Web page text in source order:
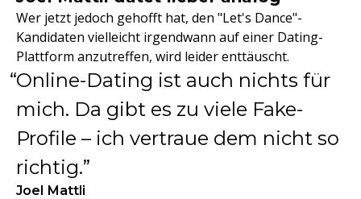
Wer jetzt jedoch gehofft hat, den "Let's Dance"-
Kandidaten vielleicht irgendwann auf einer Dating-
Plattform anzutreffen, wird leider enttäuscht.
Online-Dating ist auch nichts für
mich. Da gibt es zu viele Fake-
Profile – ich vertraue dem nicht so
richtig.
Joel Mattli